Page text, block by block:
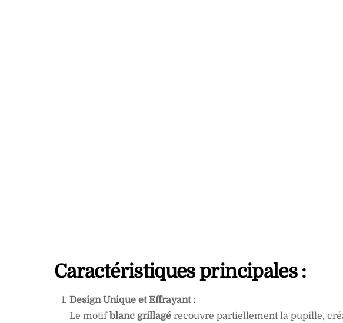
Caractéristiques principales :
Design Unique et Effrayant :
Le motifblanc grillagérecouvre partiellement la pupille,